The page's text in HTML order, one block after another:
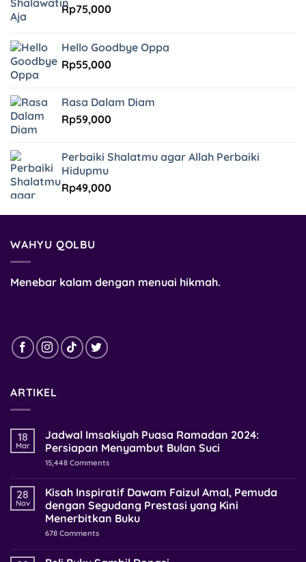
Rp75,000
Hello Goodbye Oppa
Rp55,000
Rasa Dalam Diam
Rp59,000
Perbaiki Shalatmu agar Allah Perbaiki
Hidupmu
Rp49,000
WAHYU QOLBU
Menebar kalam dengan menuai hikmah.
ARTIKEL
18
Mar
Jadwal Imsakiyah Puasa Ramadan 2024:
Persiapan Menyambut Bulan Suci
15,448 Comments
28
Nov
Kisah Inspiratif Dawam Faizul Amal, Pemuda
dengan Segudang Prestasi yang Kini
Menerbitkan Buku
678 Comments